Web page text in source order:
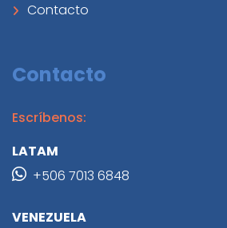
Contacto
Contacto
Escríbenos:
LATAM
+506 7013 6848
VENEZUELA